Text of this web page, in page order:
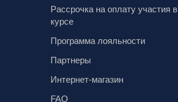
Рассрочка на оплату участия в
курсе
Программа лояльности
Партнеры
Интернет-магазин
FAQ